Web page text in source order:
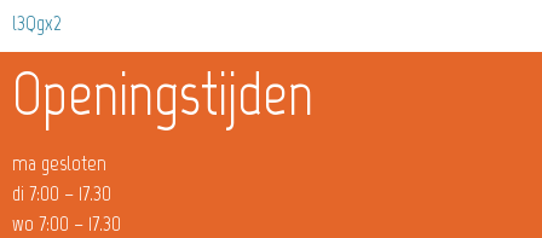
l3Qgx2
Openingstijden
ma gesloten
di 7:00 – 17.30
wo 7:00 – 17.30